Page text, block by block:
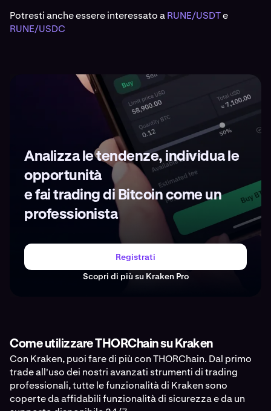
Potresti anche essere interessato aRUNE/USDTe
RUNE/USDC
Analizza le tendenze, individua le
opportunità
e fai trading di Bitcoin come un
professionista
Registrati
Scopri di più su Kraken Pro
Come utilizzare THORChain su Kraken
Con Kraken, puoi fare di più con THORChain. Dal primo
trade all'uso dei nostri avanzati strumenti di trading
professionali, tutte le funzionalità di Kraken sono
coperte da affidabili funzionalità di sicurezza e da un